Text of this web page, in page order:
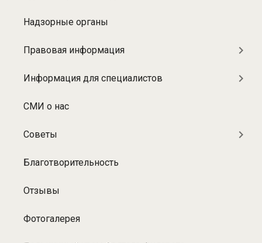
Надзорные органы
Правовая информация
Информация для специалистов
СМИ о нас
Советы
Благотворительность
Отзывы
Фотогалерея